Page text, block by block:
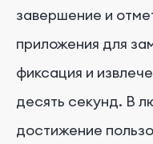
завершение и
приложения для
фиксация и
десять секунд. В
достижение